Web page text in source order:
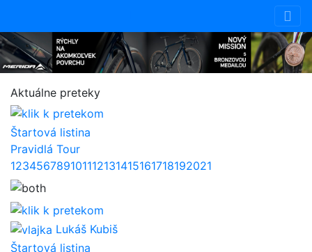
Aktuálne preteky
Štartová listina
Pravidlá Tour
123456789101112131415161718192021
Lukáš Kubiš
Štartová listina